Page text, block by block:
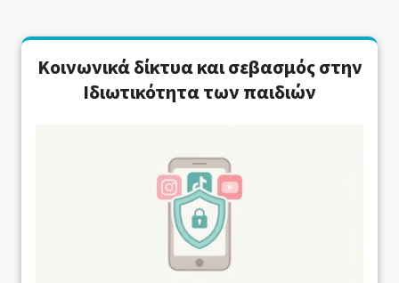
Κοινωνικά δίκτυα και σεβασμός στην
Ιδιωτικότητα των παιδιών